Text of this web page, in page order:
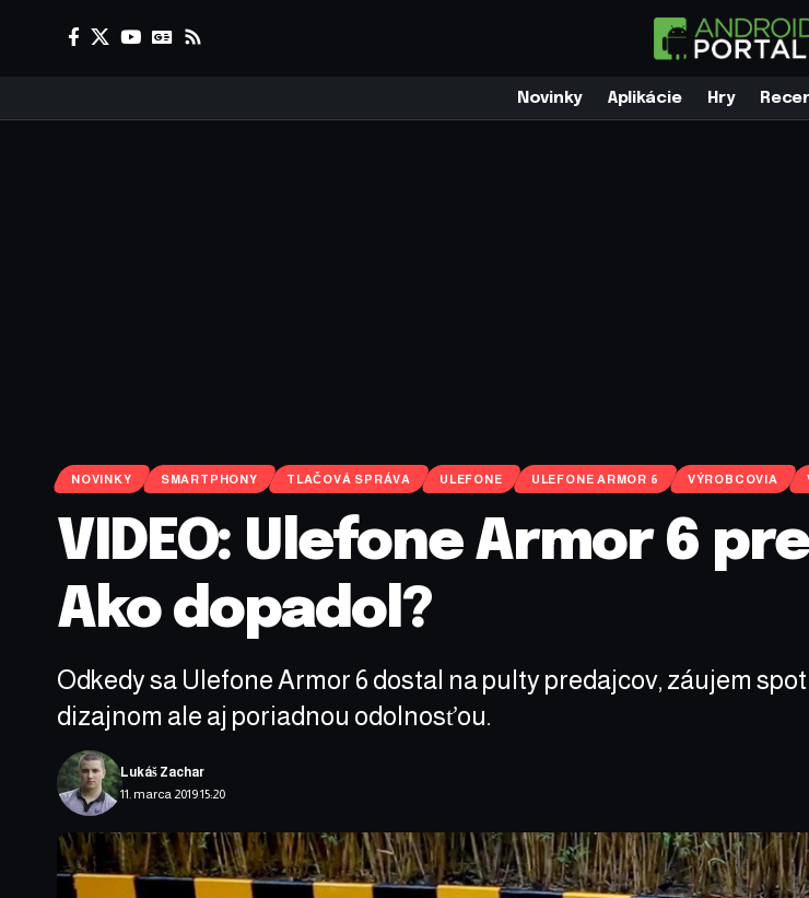
Novinky Aplikácie Hry
NOVINKY SMARTPHONY TLAČOVÁ SPRÁVA ULEFONE ULEFONE ARMOR 6 VÝROBCOVIA
VIDEO: Ulefone Armor 6
Ako dopadol?
Odkedy sa Ulefone Armor 6 dostal na pulty predajcov, záujem
dizajnom ale aj poriadnou odolnosťou.
11. marca 2019 15:20
Lukáš Zachar